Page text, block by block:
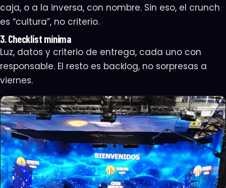
caja, o a la inversa, con nombre. Sin eso, el crunch
es “cultura”, no criterio.
3. Checklist mínima
Luz, datos y criterio de entrega, cada uno con
responsable. El resto es backlog, no sorpresas a
viernes.